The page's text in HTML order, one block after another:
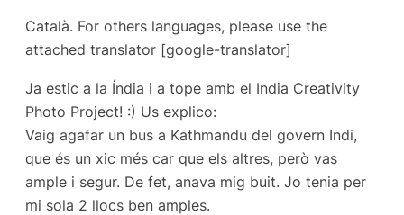
Català. For others languages, please use the
attached translator [google-translator]
Ja estic a la Índia i a tope amb el India Creativity
Photo Project! :) Us explico:
Vaig agafar un bus a Kathmandu del govern Indi,
que és un xic més car que els altres, però vas
ample i segur. De fet, anava mig buit. Jo tenia per
mi sola 2 llocs ben amples.